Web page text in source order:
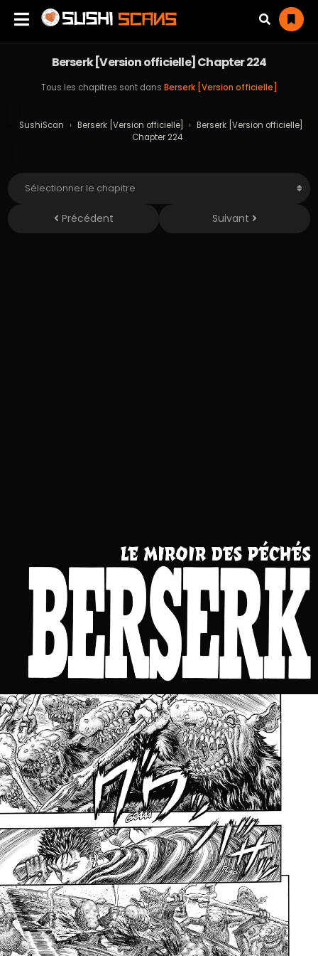
Berserk [Version officielle] Chapter 224
Tous les chapitres sont dans Berserk [Version officielle]
SushiScan › Berserk [Version officielle] › Berserk [Version officielle]
Chapter 224
Précédent Suivant